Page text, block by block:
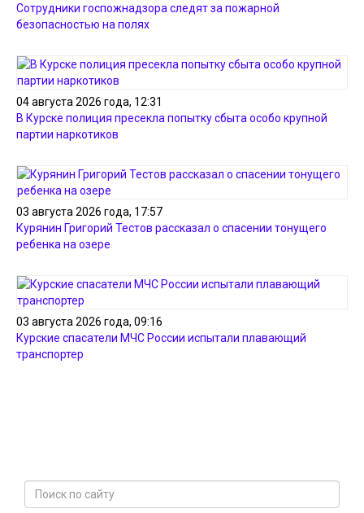
Сотрудники госпожнадзора следят за пожарной
безопасностью на полях
04 августа 2026 года, 12:31
В Курске полиция пресекла попытку сбыта особо крупной
партии наркотиков
03 августа 2026 года, 17:57
Курянин Григорий Тестов рассказал о спасении тонущего
ребенка на озере
03 августа 2026 года, 09:16
Курские спасатели МЧС России испытали плавающий
транспортер